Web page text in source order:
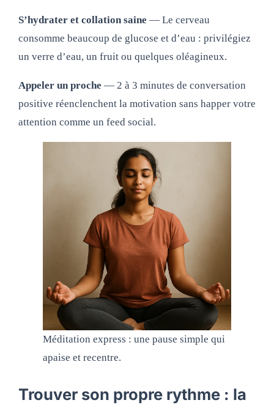
S’hydrater et collation saine — Le cerveau
consomme beaucoup de glucose et d’eau : privilégiez
un verre d’eau, un fruit ou quelques oléagineux.
Appeler un proche — 2 à 3 minutes de conversation
positive réenclenchent la motivation sans happer votre
attention comme un feed social.
Méditation express : une pause simple qui
apaise et recentre.
Trouver son propre rythme : la